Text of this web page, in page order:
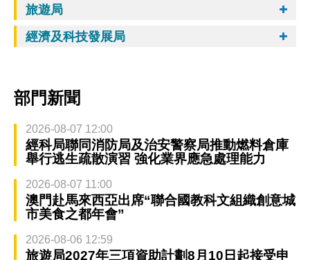
旅遊局
經濟及科技發展局
部門新聞
2026-08-07 12:00
經科局聯同消防局及治安警察局推動燃料倉庫
舉行逃生疏散演習 強化業界應急處理能力
2026-08-07 11:00
澳門赴馬來西亞出席“聯合國教科文組織創意城
市美食之都年會”
2026-08-06 12:59
旅遊局2027年三項資助計劃8月10日起接受申